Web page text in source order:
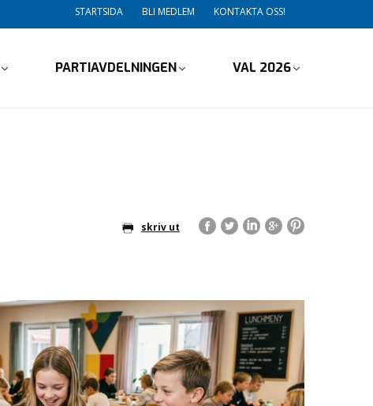
STARTSIDA BLI MEDLEM KONTAKTA OSS!
PARTIAVDELNINGEN VAL 2026
skriv ut